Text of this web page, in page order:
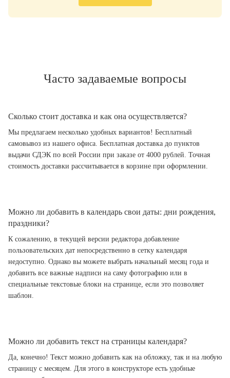
Часто задаваемые вопросы
Сколько стоит доставка и как она осуществляется?
Мы предлагаем несколько удобных вариантов! Бесплатный
самовывоз из нашего офиса. Бесплатная доставка до пунктов
выдачи СДЭК по всей России при заказе от 4000 рублей. Точная
стоимость доставки рассчитывается в корзине при оформлении.
Можно ли добавить в календарь свои даты: дни рождения,
праздники?
К сожалению, в текущей версии редактора добавление
пользовательских дат непосредственно в сетку календаря
недоступно. Однако вы можете выбрать начальный месяц года и
добавить все важные надписи на саму фотографию или в
специальные текстовые блоки на странице, если это позволяет
шаблон.
Можно ли добавить текст на страницы календаря?
Да, конечно! Текст можно добавить как на обложку, так и на любую
страницу с месяцем. Для этого в конструкторе есть удобные